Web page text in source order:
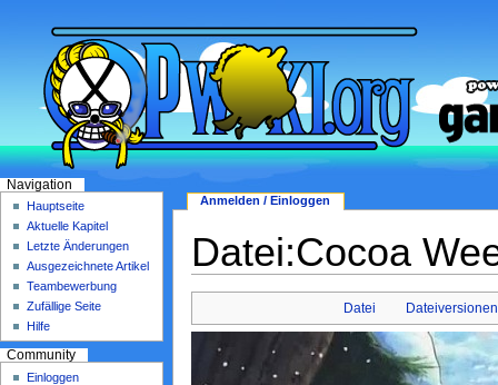
Datei:Cocoa
Datei Dateiversionen
Anmelden / Einloggen
Navigation
Hauptseite
Aktuelle Kapitel
Letzte Änderungen
Ausgezeichnete Artikel
Teambewerbung
Zufällige Seite
Hilfe
Community
Einloggen